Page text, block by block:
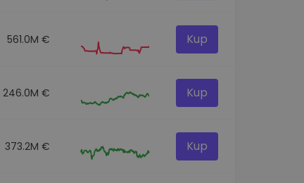
561.0M € Kup
246.0M € Kup
373.2M € Kup